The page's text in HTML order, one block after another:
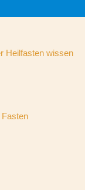
Heilfasten wissen
Fasten